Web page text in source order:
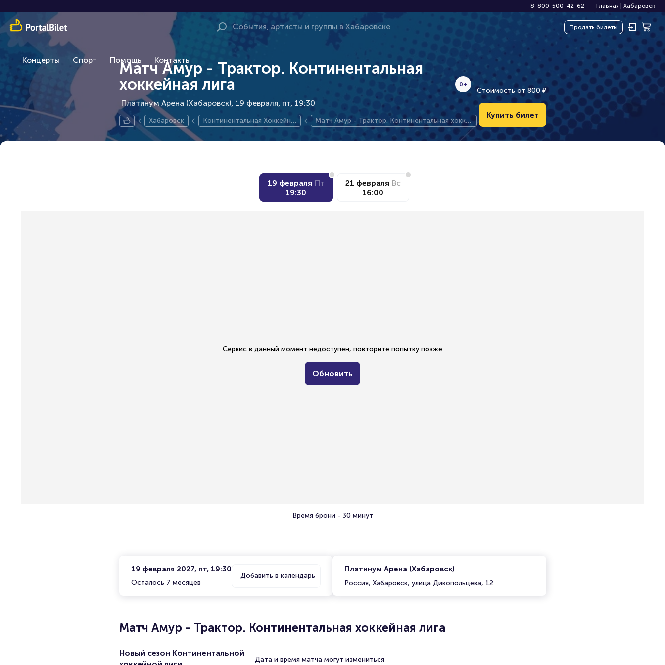
8-800-500-42-62 Главная Хабаровск
Продать билеты
Концерты Спорт Помощь Контакты
Матч Амур - Трактор. Континентальная
хоккейная лига
Платинум Арена (Хабаровск), 19 февраля
0+
пт, 19:30
Хабаровск
Континентальная Хоккейна
Матч Амур - Трактор. Континентальная хокке
йная лига
Стоимость от 800 ₽
Купить билет
19 февраля Пт
19:30
21 февраля Вс
16:00
Сервис в данный момент недоступен, повторите попытку позже
Обновить
Время брони - 30 минут
19 февраля 2027, пт, 19:30
Осталось 7 месяцев
Добавить в календарь
Платинум Арена (Хабаровск)
Россия, Хабаровск, улица Дикопольцева, 12
Матч Амур - Трактор. Континентальная хоккейная лига
Новый сезон Континентальной
Дата и время матча могут измениться